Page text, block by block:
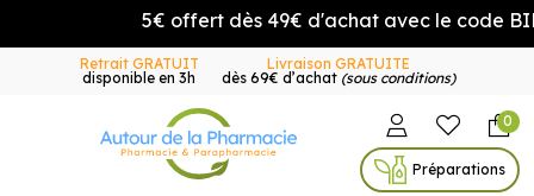
5€ offert dès 49€ d'achat avec le code
Retrait GRATUIT
disponible en 3h
Livraison GRATUITE
dès 69€ d’achat (sous conditions)
Autour de la Pharmacie
0
Préparations